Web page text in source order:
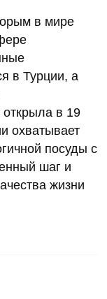
в мире
в Турции, а
открыла в 19
охватывает
посуды с
шаг и
жизни